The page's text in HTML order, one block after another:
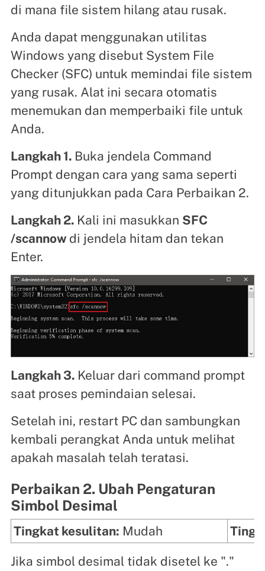
di mana file sistem hilang atau rusak.
Anda dapat menggunakan utilitas
Windows yang disebut System File
Checker (SFC) untuk memindai file sistem
yang rusak. Alat ini secara otomatis
menemukan dan memperbaiki file untuk
Anda.
Langkah 1. Buka jendela Command
Prompt dengan cara yang sama seperti
yang ditunjukkan pada Cara Perbaikan 2.
Langkah 2. Kali ini masukkan SFC
/scannow di jendela hitam dan tekan
Enter.
Langkah 3. Keluar dari command prompt
saat proses pemindaian selesai.
Setelah ini, restart PC dan sambungkan
kembali perangkat Anda untuk melihat
apakah masalah telah teratasi.
Perbaikan 2. Ubah Pengaturan
Simbol Desimal
Tingkat kesulitan: Mudah
Jika simbol desimal tidak disetel ke "."